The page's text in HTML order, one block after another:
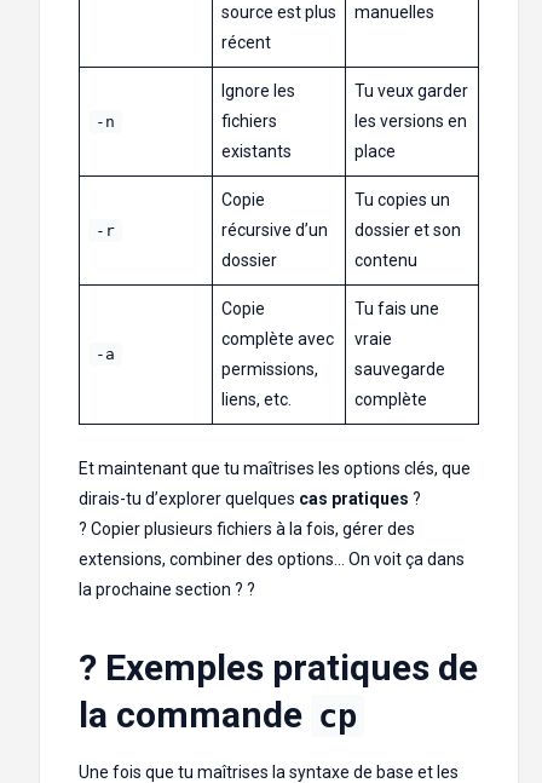
source est plus
récent
manuelles
-n
Ignore les
fichiers
existants
Tu veux garder
les versions en
place
-r
Copie
récursive d’un
dossier
Tu copies un
dossier et son
contenu
-a
Copie
complète avec
permissions,
liens, etc.
Tu fais une
vraie
sauvegarde
complète
Et maintenant que tu maîtrises les options clés, que
dirais-tu d’explorer quelques cas pratiques ?
? Copier plusieurs fichiers à la fois, gérer des
extensions, combiner des options… On voit ça dans
la prochaine section ? ?
? Exemples pratiques de
la commande cp
Une fois que tu maîtrises la syntaxe de base et les